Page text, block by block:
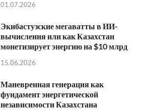
01.07.2026
Экибастузские мегаватты в ИИ-
вычисления или как Казахстан
монетизирует энергию на $10 млрд
15.06.2026
Маневренная генерация как
фундамент энергетической
независимости Казахстана